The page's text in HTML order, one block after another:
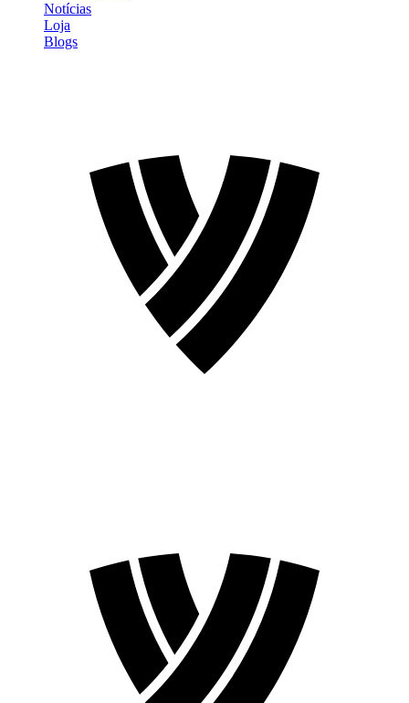
Notícias
Loja
Blogs